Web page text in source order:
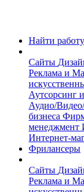
Найти работу
Сайты
Реклама и
Аутсорсинг
Аудио/
бизнеса
менеджмент
Интернет-
Фрилансеры
Сайты
Реклама и